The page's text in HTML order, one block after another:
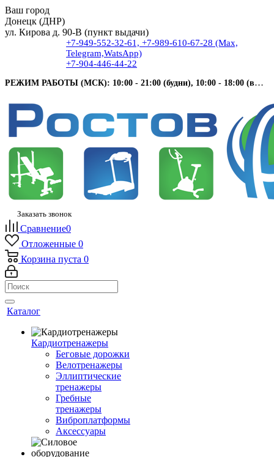
Ваш город
Донецк (ДНР)
ул. Кирова д. 90-В (пункт выдачи)
+7-949-552-32-61, +7-989-610-67-28 (Max,
Telegram,WatsApp)
+7-904-446-44-22
РЕЖИМ РАБОТЫ (МСК): 10:00 - 21:00 (будни), 10:00 - 18:00 (выходные).
Заказать звонок
Сравнение0
Отложенные 0
Корзина пуста 0
Каталог
Кардиотренажеры
Беговые дорожки
Велотренажеры
Эллиптические
тренажеры
Гребные
тренажеры
Виброплатформы
Аксессуары